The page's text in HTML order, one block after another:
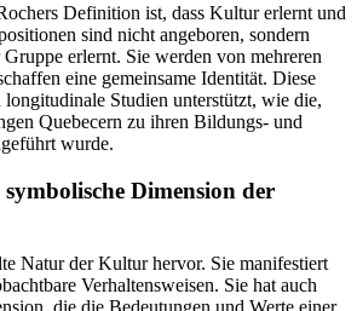
Definition ist, dass Kultur erlernt und
sind nicht angeboren, sondern
erlernt. Sie werden von mehreren
eine gemeinsame Identität. Diese
Studien unterstützt, wie die,
Quebecern zu ihren Bildungs- und
wurde.
Dimension der
Natur der Kultur hervor. Sie manifestiert
Verhaltensweisen. Sie hat auch